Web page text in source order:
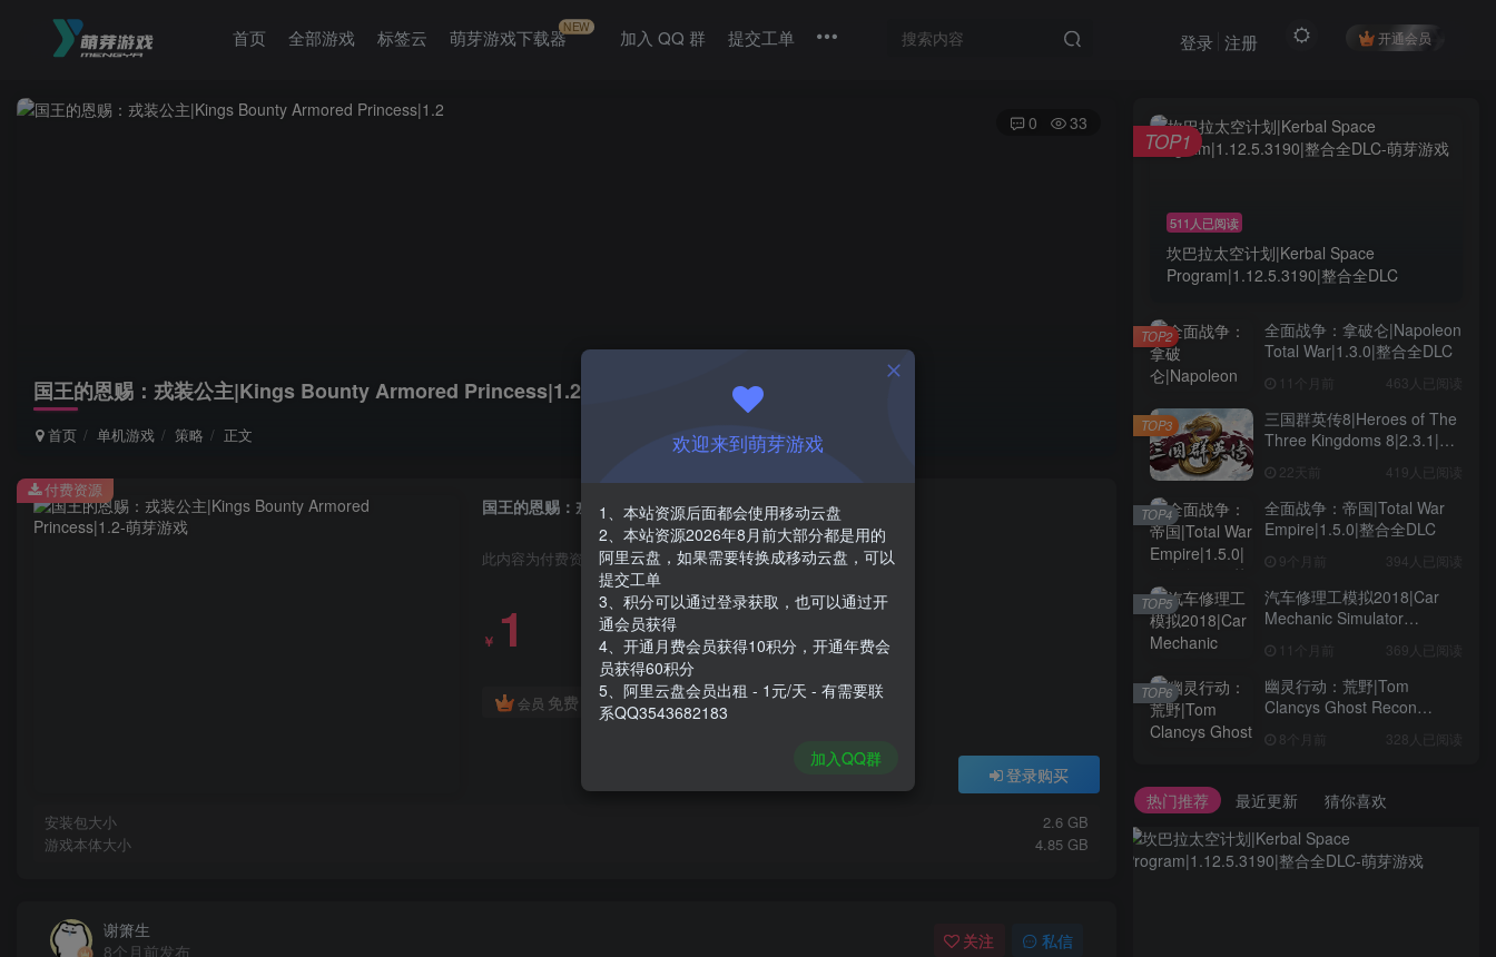
首页 全部游戏 标签云 萌芽游戏下载器NEW 加入 QQ 群 提交工单 开通会员
登录 注册
国王的恩赐：戎装公主|Kings Bounty Armored Princess|1.2
首页 单机游戏 策略 正文
0 33
国王的恩赐：戎装公主|Kings Bounty Armored Princess|1.2
此内容为付费资源，请付费后查看
￥ 1
会员 免费
登录购买
安装包大小
2.6 GB
游戏本体大小
4.85 GB
付费资源
谢箫生
8个月前发布
关注 私信
511人已阅读
坎巴拉太空计划|Kerbal Space
Program|1.12.5.3190|整合全DLC
TOP1
全面战争：拿破仑|Napoleon
Total War|1.3.0|整合全DLC
11个月前 463人已阅读
TOP2
三国群英传8|Heroes of The
Three Kingdoms 8|2.3.1|整
22天前 419人已阅读
TOP3
全面战争：帝国|Total War
Empire|1.5.0|整合全DLC
9个月前 394人已阅读
TOP4
汽车修理工模拟2018|Car
Mechanic Simulator
11个月前 369人已阅读
TOP5
幽灵行动：荒野|Tom
Clancys Ghost Recon
DLC8个月前 328人已阅读
TOP6
热门推荐 最近更新 猜你喜欢
欢迎来到萌芽游戏
1、本站资源后面都会使用移动云盘
2、本站资源2026年8月前大部分都是用的
阿里云盘，如果需要转换成移动云盘，可以
提交工单
3、积分可以通过登录获取，也可以通过开
通会员获得
4、开通月费会员获得10积分，开通年费会
员获得60积分
5、阿里云盘会员出租 - 1元/天 - 有需要联
系QQ3543682183
加入QQ群